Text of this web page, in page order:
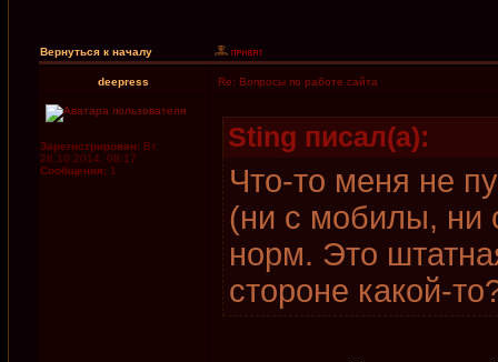
Вернуться к началу
deepress Re: Вопросы по работе сайта
Зарегистрирован: Вт
28.10.2014, 08:17
Сообщения: 1
Sting писал(а):
Что-то меня не
(ни с мобилы, ни
норм. Это
стороне какой-